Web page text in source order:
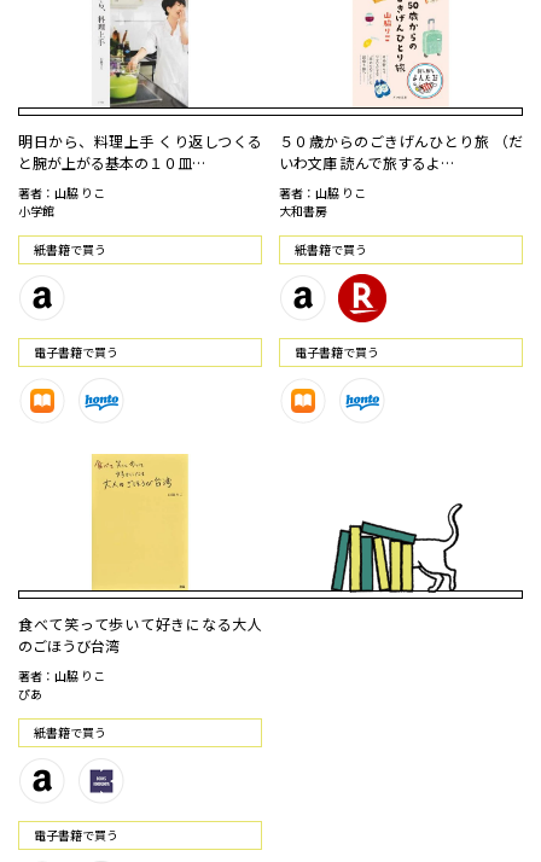
明日から、料理上手 くり返しつくる
と腕が上がる基本の１０皿…
著者：山脇 りこ
小学館
紙書籍で買う
電⼦書籍で買う
５０歳からのごきげんひとり旅 （だ
いわ文庫 読んで旅するよ…
著者：山脇 りこ
大和書房
紙書籍で買う
電⼦書籍で買う
食べて笑って歩いて好きになる大人
のごほうび台湾
著者：山脇 りこ
ぴあ
紙書籍で買う
電⼦書籍で買う